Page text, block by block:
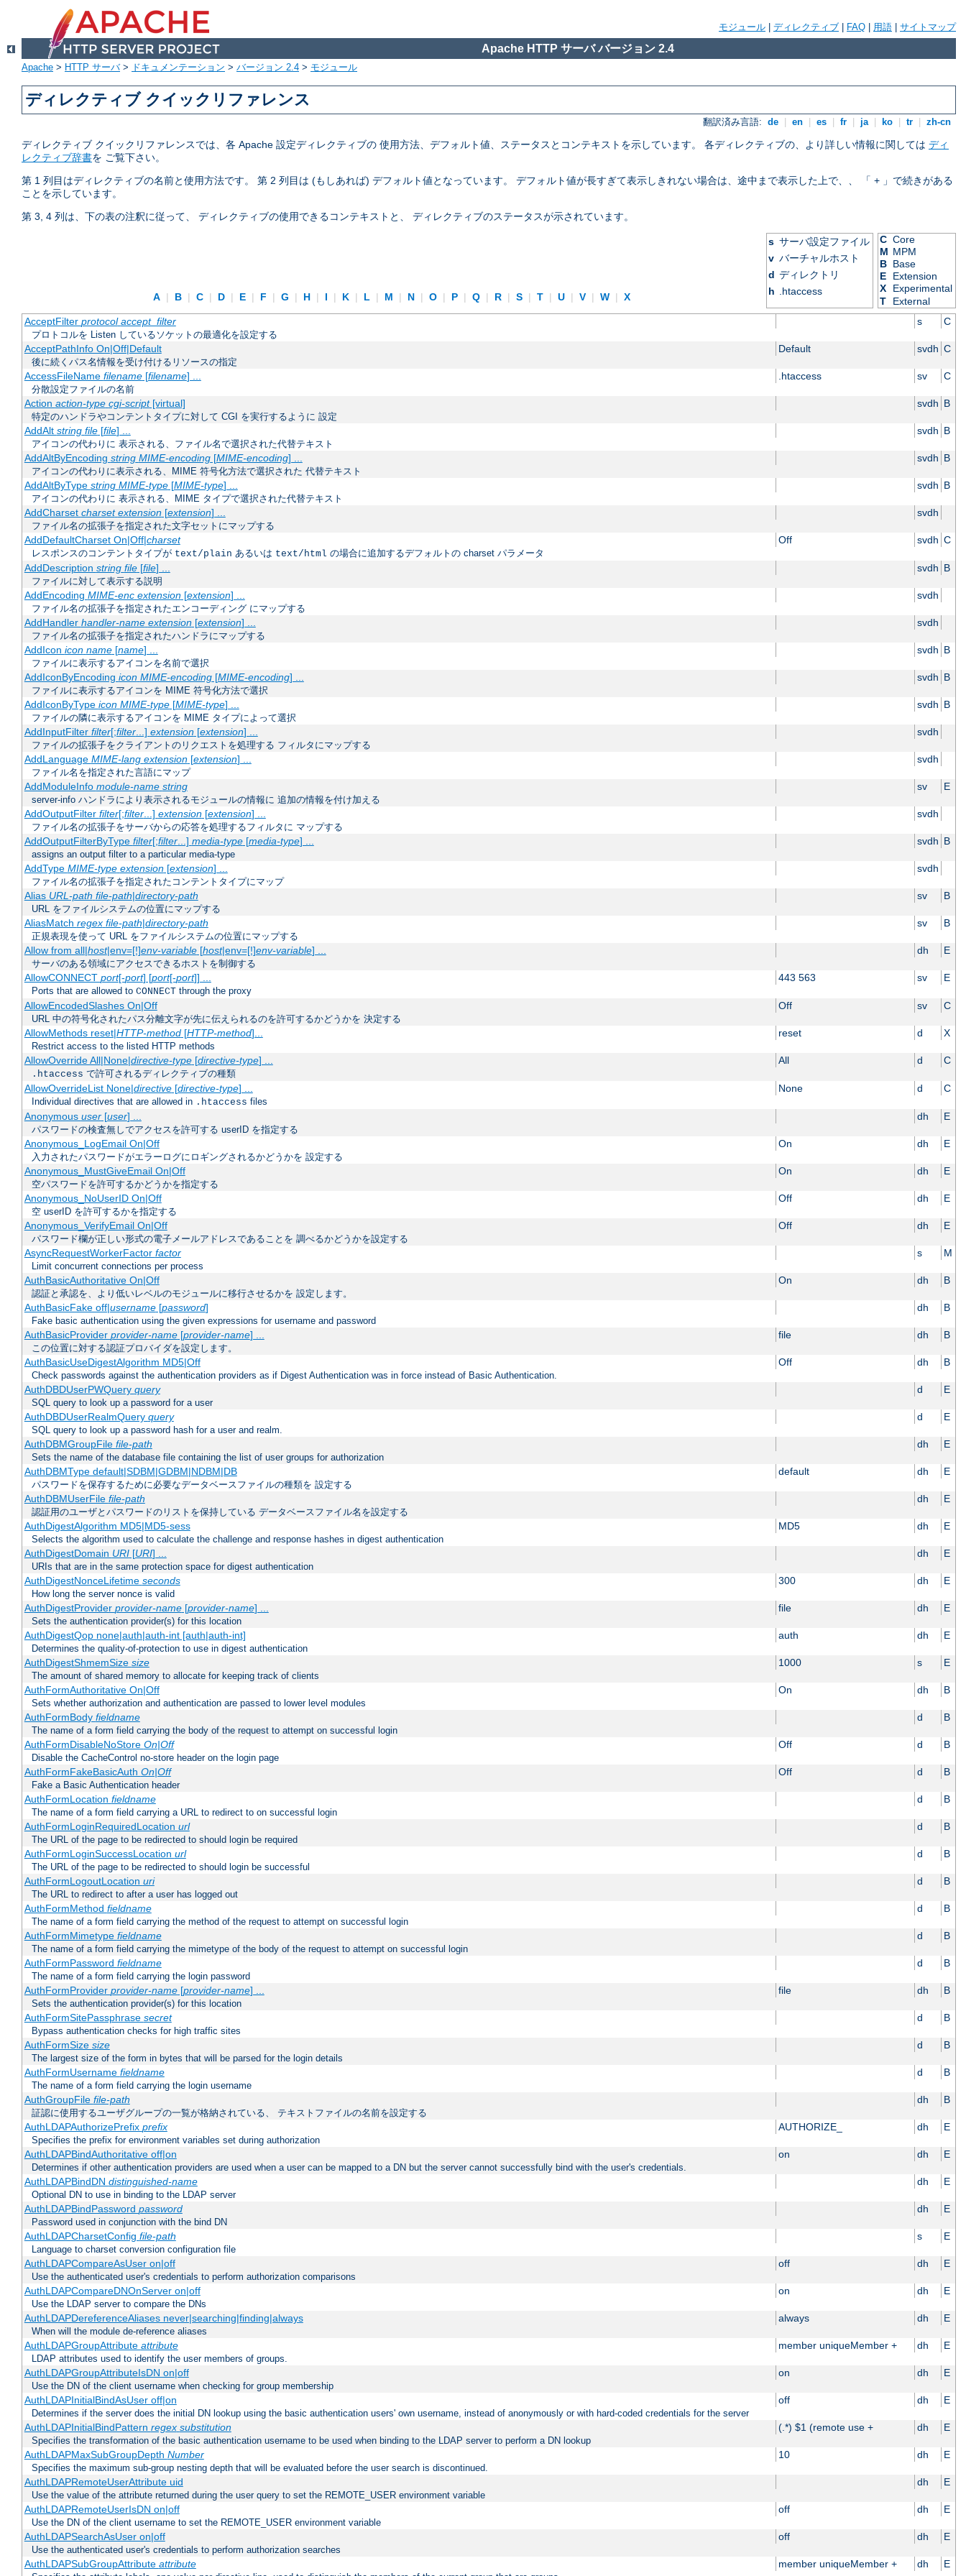
モジュール ディレクティブ FAQ 用語 サイトマップ
Apache HTTP サーバ バージョン 2.4
Apache > HTTP サーバ> ドキュメンテーション > バージョン 2.4 > モジュール
ディレクティブ クイックリファレンス
翻訳済み言語: de en es fr ja ko tr zh-cn
ディレクティブ クイックリファレンスでは、各 Apache 設定ディレクティブの 使用方法、デフォルト値、ステータスとコンテキストを示しています。 各ディレクティブの、より詳しい情報に関しては ディ
レクティブ辞書を ご覧下さい。
第 1 列目はディレクティブの名前と使用方法です。 第 2 列目は (もしあれば) デフォルト値となっています。 デフォルト値が長すぎて表示しきれない場合は、途中まで表示した上で、、 「 + 」で続きがある
ことを示しています。
第 3, 4 列は、下の表の注釈に従って、 ディレクティブの使用できるコンテキストと、 ディレクティブのステータスが示されています。
A | B | C | D | E | F | G | H | I | K | L | M | N | O | P | Q | R | S | T | U | V | W | X
s サーバ設定ファイル
v バーチャルホスト
d ディレクトリ
h .htaccess
C Core
M MPM
B Base
E
Extension
X
Experimental
T
External
AcceptFilter protocol accept_filter s C
プロトコルを Listen しているソケットの最適化を設定する
AcceptPathInfo On|Off|Default Default svdh C
後に続くパス名情報を受け付けるリソースの指定
AccessFileName filename[filename] ... .htaccess sv C
分散設定ファイルの名前
Action action-type cgi-script[virtual] svdh B
特定のハンドラやコンテントタイプに対して CGI を実行するように 設定
AddAlt string file[file] ... svdh B
アイコンの代わりに 表示される、ファイル名で選択された代替テキスト
AddAltByEncoding string MIME-encoding[MIME-encoding] ... svdh B
アイコンの代わりに表示される、MIME 符号化方法で選択された 代替テキスト
AddAltByType string MIME-type[MIME-type] ... svdh B
アイコンの代わりに 表示される、MIME タイプで選択された代替テキスト
AddCharset charset extension[extension] ... svdh
ファイル名の拡張子を指定された文字セットにマップする
AddDefaultCharset On|Off|charset Off svdh C
レスポンスのコンテントタイプが text/plain あるいは text/html の場合に追加するデフォルトの charset パラメータ
AddDescription string file[file] ... svdh B
ファイルに対して表示する説明
AddEncoding MIME-enc extension[extension] ... svdh
ファイル名の拡張子を指定されたエンコーディング にマップする
AddHandler handler-name extension[extension] ... svdh
ファイル名の拡張子を指定されたハンドラにマップする
AddIcon icon name[name] ... svdh B
ファイルに表示するアイコンを名前で選択
AddIconByEncoding icon MIME-encoding[MIME-encoding] ... svdh B
ファイルに表示するアイコンを MIME 符号化方法で選択
AddIconByType icon MIME-type[MIME-type] ... svdh B
ファイルの隣に表示するアイコンを MIME タイプによって選択
AddInputFilter filter[;filter...] extension[extension] ... svdh
ファイルの拡張子をクライアントのリクエストを処理する フィルタにマップする
AddLanguage MIME-lang extension[extension] ... svdh
ファイル名を指定された言語にマップ
AddModuleInfo module-name string sv E
server-info ハンドラにより表示されるモジュールの情報に 追加の情報を付け加える
AddOutputFilter filter[;filter...] extension[extension] ... svdh
ファイル名の拡張子をサーバからの応答を処理するフィルタに マップする
AddOutputFilterByType filter[;filter...] media-type[media-type] ... svdh B
assigns an output filter to a particular media-type
AddType MIME-type extension[extension] ... svdh
ファイル名の拡張子を指定されたコンテントタイプにマップ
Alias URL-path file-path|directory-path sv B
URL をファイルシステムの位置にマップする
AliasMatch regex file-path|directory-path sv B
正規表現を使って URL をファイルシステムの位置にマップする
Allow from all|host|env=[!]env-variable[host|env=[!]env-variable] ... dh E
サーバのある領域にアクセスできるホストを制御する
AllowCONNECT port[-port] [port[-port]] ... 443 563 sv E
Ports that are allowed to CONNECT through the proxy
AllowEncodedSlashes On|Off Off sv C
URL 中の符号化されたパス分離文字が先に伝えられるのを許可するかどうかを 決定する
AllowMethods reset|HTTP-method[HTTP-method]... reset d X
Restrict access to the listed HTTP methods
AllowOverride All|None|directive-type[directive-type] ... All d C
.htaccess で許可されるディレクティブの種類
AllowOverrideList None|directive[directive-type] ... None d C
Individual directives that are allowed in .htaccess files
Anonymous user[user] ... dh E
パスワードの検査無しでアクセスを許可する userID を指定する
Anonymous_LogEmail On|Off On dh E
入力されたパスワードがエラーログにロギングされるかどうかを 設定する
Anonymous_MustGiveEmail On|Off On dh E
空パスワードを許可するかどうかを指定する
Anonymous_NoUserID On|Off Off dh E
空 userID を許可するかを指定する
Anonymous_VerifyEmail On|Off Off dh E
パスワード欄が正しい形式の電子メールアドレスであることを 調べるかどうかを設定する
AsyncRequestWorkerFactor factor s M
Limit concurrent connections per process
AuthBasicAuthoritative On|Off On dh B
認証と承認を、より低いレベルのモジュールに移行させるかを 設定します。
AuthBasicFake off|username[password] dh B
Fake basic authentication using the given expressions for username and password
AuthBasicProvider provider-name[provider-name] ... file dh B
この位置に対する認証プロバイダを設定します。
AuthBasicUseDigestAlgorithm MD5|Off Off dh B
Check passwords against the authentication providers as if Digest Authentication was in force instead of Basic Authentication.
AuthDBDUserPWQuery query d E
SQL query to look up a password for a user
AuthDBDUserRealmQuery query d E
SQL query to look up a password hash for a user and realm.
AuthDBMGroupFile file-path dh E
Sets the name of the database file containing the list of user groups for authorization
AuthDBMType default|SDBM|GDBM|NDBM|DB default dh E
パスワードを保存するために必要なデータベースファイルの種類を 設定する
AuthDBMUserFile file-path dh E
認証用のユーザとパスワードのリストを保持している データベースファイル名を設定する
AuthDigestAlgorithm MD5|MD5-sess MD5 dh E
Selects the algorithm used to calculate the challenge and response hashes in digest authentication
AuthDigestDomain URI[URI] ... dh E
URIs that are in the same protection space for digest authentication
AuthDigestNonceLifetime seconds 300 dh E
How long the server nonce is valid
AuthDigestProvider provider-name[provider-name] ... file dh E
Sets the authentication provider(s) for this location
AuthDigestQop none|auth|auth-int [auth|auth-int] auth dh E
Determines the quality-of-protection to use in digest authentication
AuthDigestShmemSize size 1000 s E
The amount of shared memory to allocate for keeping track of clients
AuthFormAuthoritative On|Off On dh B
Sets whether authorization and authentication are passed to lower level modules
AuthFormBody fieldname d B
The name of a form field carrying the body of the request to attempt on successful login
AuthFormDisableNoStore On|Off Off d B
Disable the CacheControl no-store header on the login page
AuthFormFakeBasicAuth On|Off Off d B
Fake a Basic Authentication header
AuthFormLocation fieldname d B
The name of a form field carrying a URL to redirect to on successful login
AuthFormLoginRequiredLocation url d B
The URL of the page to be redirected to should login be required
AuthFormLoginSuccessLocation url d B
The URL of the page to be redirected to should login be successful
AuthFormLogoutLocation uri d B
The URL to redirect to after a user has logged out
AuthFormMethod fieldname d B
The name of a form field carrying the method of the request to attempt on successful login
AuthFormMimetype fieldname d B
The name of a form field carrying the mimetype of the body of the request to attempt on successful login
AuthFormPassword fieldname d B
The name of a form field carrying the login password
AuthFormProvider provider-name[provider-name] ... file dh B
Sets the authentication provider(s) for this location
AuthFormSitePassphrase secret d B
Bypass authentication checks for high traffic sites
AuthFormSize size d B
The largest size of the form in bytes that will be parsed for the login details
AuthFormUsername fieldname d B
The name of a form field carrying the login username
AuthGroupFile file-path dh B
証認に使用するユーザグループの一覧が格納されている、 テキストファイルの名前を設定する
AuthLDAPAuthorizePrefix prefix AUTHORIZE_ dh E
Specifies the prefix for environment variables set during authorization
AuthLDAPBindAuthoritative off|on on dh E
Determines if other authentication providers are used when a user can be mapped to a DN but the server cannot successfully bind with the user's credentials.
AuthLDAPBindDN distinguished-name dh E
Optional DN to use in binding to the LDAP server
AuthLDAPBindPassword password dh E
Password used in conjunction with the bind DN
AuthLDAPCharsetConfig file-path s E
Language to charset conversion configuration file
AuthLDAPCompareAsUser on|off off dh E
Use the authenticated user's credentials to perform authorization comparisons
AuthLDAPCompareDNOnServer on|off on dh E
Use the LDAP server to compare the DNs
AuthLDAPDereferenceAliases never|searching|finding|always always dh E
When will the module de-reference aliases
AuthLDAPGroupAttribute attribute member uniqueMember + dh E
LDAP attributes used to identify the user members of groups.
AuthLDAPGroupAttributeIsDN on|off on dh E
Use the DN of the client username when checking for group membership
AuthLDAPInitialBindAsUser off|on off dh E
Determines if the server does the initial DN lookup using the basic authentication users' own username, instead of anonymously or with hard-coded credentials for the server
AuthLDAPInitialBindPattern regex substitution (.*) $1 (remote use + dh E
Specifies the transformation of the basic authentication username to be used when binding to the LDAP server to perform a DN lookup
AuthLDAPMaxSubGroupDepth Number 10 dh E
Specifies the maximum sub-group nesting depth that will be evaluated before the user search is discontinued.
AuthLDAPRemoteUserAttribute uid dh E
Use the value of the attribute returned during the user query to set the REMOTE_USER environment variable
AuthLDAPRemoteUserIsDN on|off off dh E
Use the DN of the client username to set the REMOTE_USER environment variable
AuthLDAPSearchAsUser on|off off dh E
Use the authenticated user's credentials to perform authorization searches
AuthLDAPSubGroupAttribute attribute member uniqueMember + dh E